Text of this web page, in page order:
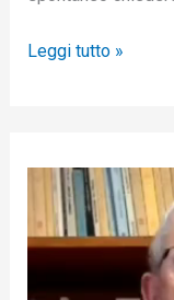
Leggi tutto »
d